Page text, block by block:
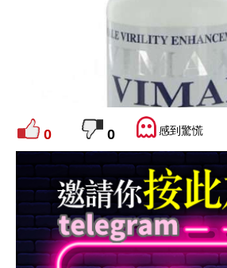
0 0 感到驚慌